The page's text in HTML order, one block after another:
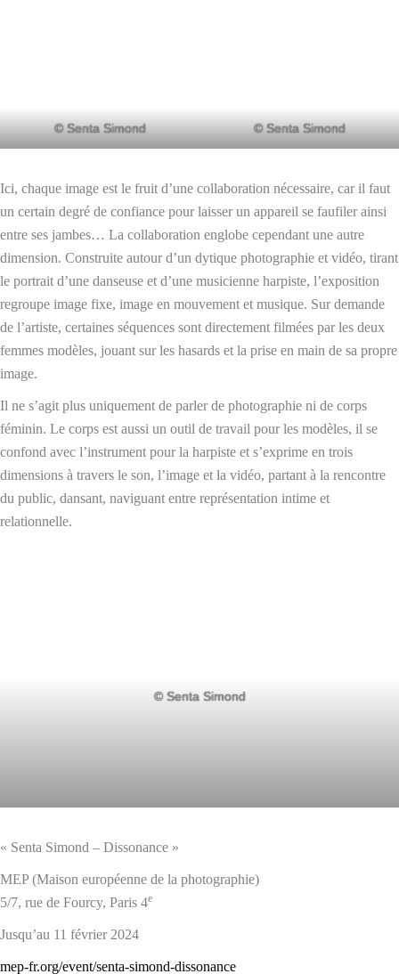
© Senta Simond © Senta Simond
Ici, chaque image est le fruit d’une collaboration nécessaire, car il faut
un certain degré de confiance pour laisser un appareil se faufiler ainsi
entre ses jambes… La collaboration englobe cependant une autre
dimension. Construite autour d’un dytique photographie et vidéo, tirant
le portrait d’une danseuse et d’une musicienne harpiste, l’exposition
regroupe image fixe, image en mouvement et musique. Sur demande
de l’artiste, certaines séquences sont directement filmées par les deux
femmes modèles, jouant sur les hasards et la prise en main de sa propre
image.
Il ne s’agit plus uniquement de parler de photographie ni de corps
féminin. Le corps est aussi un outil de travail pour les modèles, il se
confond avec l’instrument pour la harpiste et s’exprime en trois
dimensions à travers le son, l’image et la vidéo, partant à la rencontre
du public, dansant, naviguant entre représentation intime et
relationnelle.
© Senta Simond
« Senta Simond – Dissonance »
MEP (Maison européenne de la photographie)
5/7, rue de Fourcy, Paris 4e
Jusqu’au 11 février 2024
mep-fr.org/event/senta-simond-dissonance